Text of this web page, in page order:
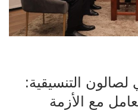
التنسيقية:
مع الأزمة